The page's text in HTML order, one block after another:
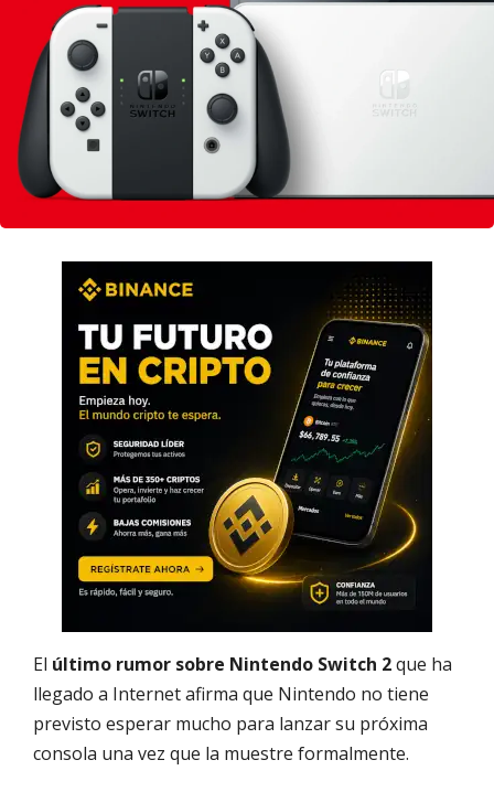
El último rumor sobre Nintendo Switch 2que ha
llegado a Internet afirma que Nintendo no tiene
previsto esperar mucho para lanzar su próxima
consola una vez que la muestre formalmente.